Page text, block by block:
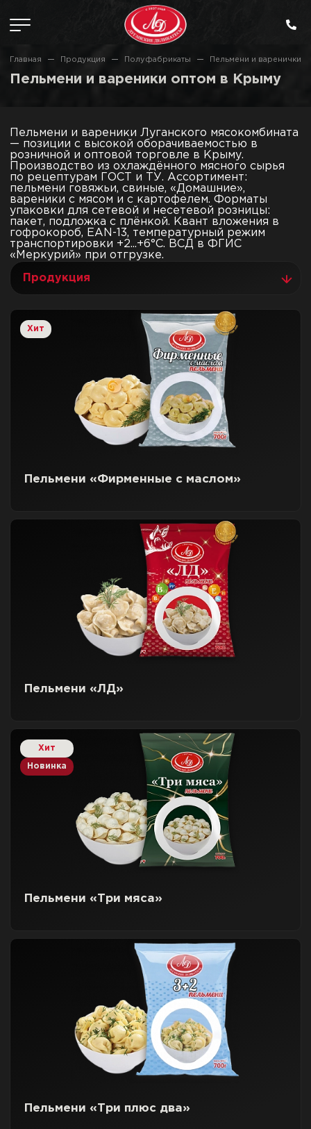
Главная Продукция Полуфабрикаты Пельмени и варенички
Пельмени и вареники оптом в Крыму
Пельмени и вареники Луганского мясокомбината
— позиции с высокой оборачиваемостью в
розничной и оптовой торговле в Крыму.
Производство из охлаждённого мясного сырья
по рецептурам ГОСТ и ТУ. Ассортимент:
пельмени говяжьи, свиные, «Домашние»,
вареники с мясом и с картофелем. Форматы
упаковки для сетевой и несетевой розницы:
пакет, подложка с плёнкой. Квант вложения в
гофрокороб, EAN-13, температурный режим
транспортировки +2...+6°C. ВСД в ФГИС
«Меркурий» при отгрузке.
Продукция
Хит
Пельмени «Фирменные с маслом»
Пельмени «ЛД»
Хит
Новинка
Пельмени «Три мяса»
Пельмени «Три плюс два»